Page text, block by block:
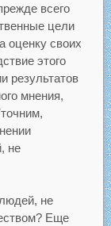
всего
цели
оценку своих
этого
результатов
мнения,
не
не
Еще